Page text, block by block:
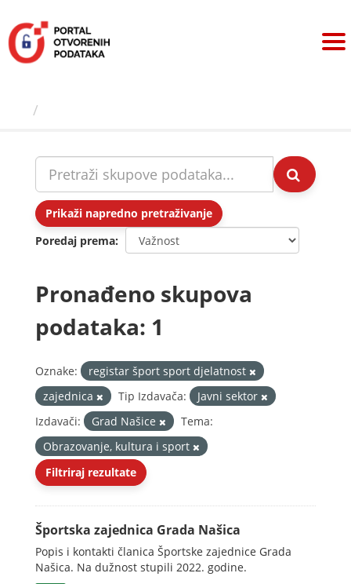
sadržaj
Prikaži napredno pretraživanje
Poredaj prema
Pronađeno skupova
podataka: 1
Oznake:
registar šport sport djelatnost
zajednica
Tip Izdavača:
Javni sektor
Izdavači:
Grad Našice
Tema:
Obrazovanje, kultura i sport
Filtriraj rezultate
Športska zajednica Grada Našica
Popis i kontakti članica Športske zajednice Grada
Našica. Na dužnost stupili 2022. godine.